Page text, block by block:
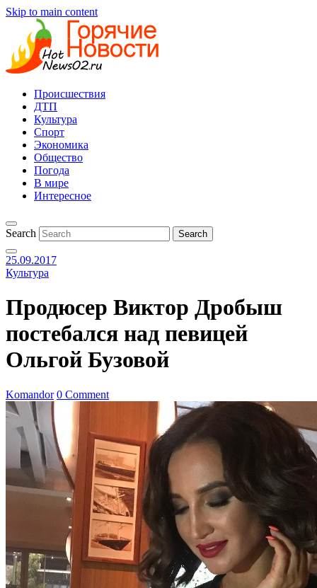
Skip to main content
Происшествия
ДТП
Культура
Спорт
Экономика
Общество
Погода
В мире
Интересное
Search
25.09.2017
Культура
Продюсер Виктор Дробыш
постебался над певицей
Ольгой Бузовой
Komandor 0 Comment